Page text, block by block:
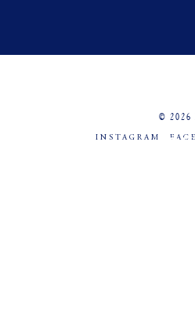
© 2026
INSTAGRAM